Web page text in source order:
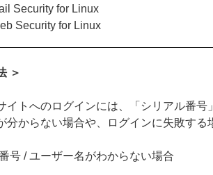
Security for Linux
Security for Linux
＞
イトへのログインには、「シリアル番号
分からない場合や、ログインに失敗する
号 / ユーザー名がわからない場合